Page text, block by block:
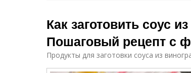
Как заготовить соус
Пошаговый рецепт с
Продукты для заготовки соуса из